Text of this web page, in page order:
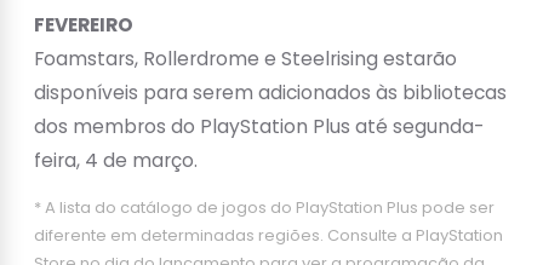
FEVEREIRO
Foamstars, Rollerdrome e Steelrising estarão
disponíveis para serem adicionados às bibliotecas
dos membros do PlayStation Plus até segunda-
feira, 4 de março.
* A lista do catálogo de jogos do PlayStation Plus pode ser
diferente em determinadas regiões. Consulte a PlayStation